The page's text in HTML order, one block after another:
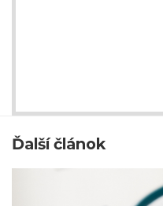
Ďalší článok